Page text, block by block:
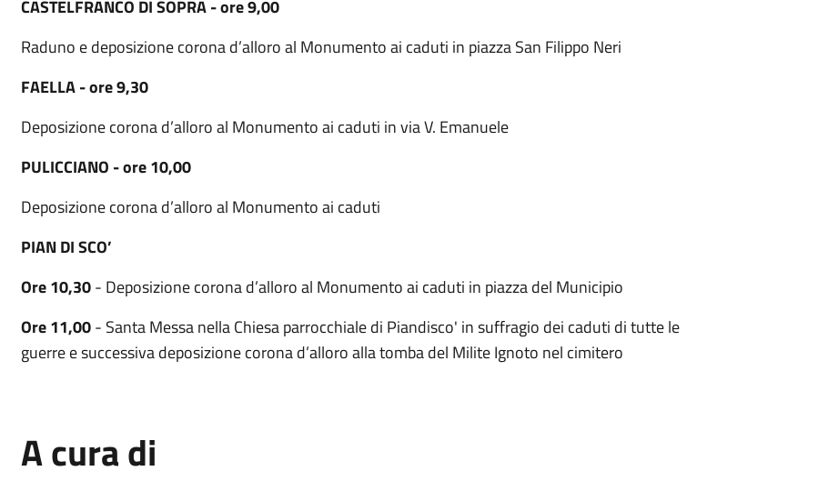
CASTELFRANCO DI SOPRA - ore 9,00
Raduno e deposizione corona d’alloro al Monumento ai caduti in piazza San Filippo Neri
FAELLA - ore 9,30
Deposizione corona d’alloro al Monumento ai caduti in via V. Emanuele
PULICCIANO - ore 10,00
Deposizione corona d’alloro al Monumento ai caduti
PIAN DI SCO’
Ore 10,30- Deposizione corona d’alloro al Monumento ai caduti in piazza del Municipio
Ore 11,00- Santa Messa nella Chiesa parrocchiale di Piandisco' in suffragio dei caduti di tutte le
guerre e successiva deposizione corona d’alloro alla tomba del Milite Ignoto nel cimitero
A cura di